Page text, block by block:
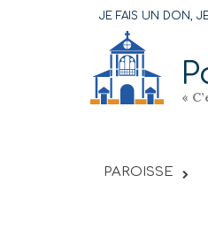
content
JE FAIS UN DON,
«
PAROISSE